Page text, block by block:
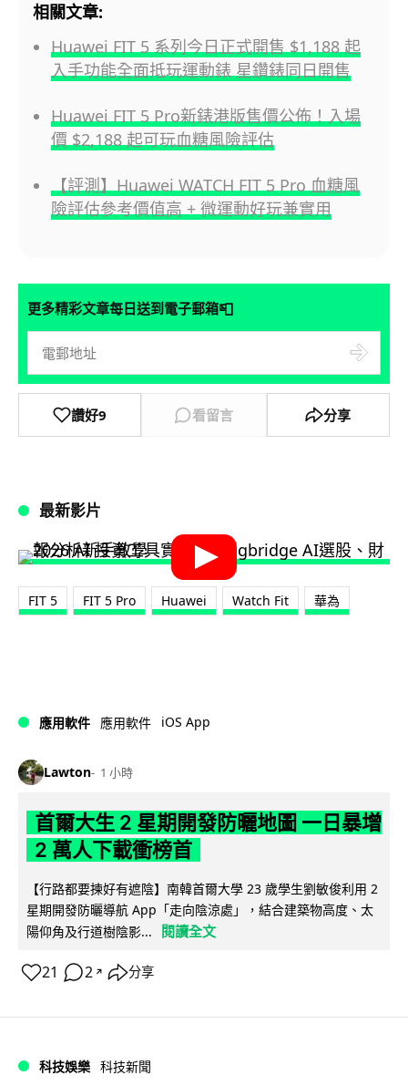
相關文章:
Huawei FIT 5 系列今日正式開售 $1,188 起
入手功能全面抵玩運動錶 星鑽錶同日開售
Huawei FIT 5 Pro新錶港版售價公佈！入場
價 $2,188 起可玩血糖風險評估
【評測】Huawei WATCH FIT 5 Pro 血糖風
險評估參考價值高 + 微運動好玩兼實用
更多精彩文章每日送到電子郵箱📮
讚好9 看留言 分享
最新影片
FIT 5 FIT 5 Pro Huawei Watch Fit 華為
應用軟件 應用軟件 iOS App
Lawton 1 小時
首爾大生 2 星期開發防曬地圖 一日暴增
2 萬人下載衝榜首
【行路都要揀好有遮陰】南韓首爾大學 23 歲學生劉敏俊利用 2
星期開發防曬導航 App「走向陰涼處」，結合建築物高度、太
陽仰角及行道樹陰影...
閱讀全文
21 2 ↗ 分享
科技娛樂 科技新聞